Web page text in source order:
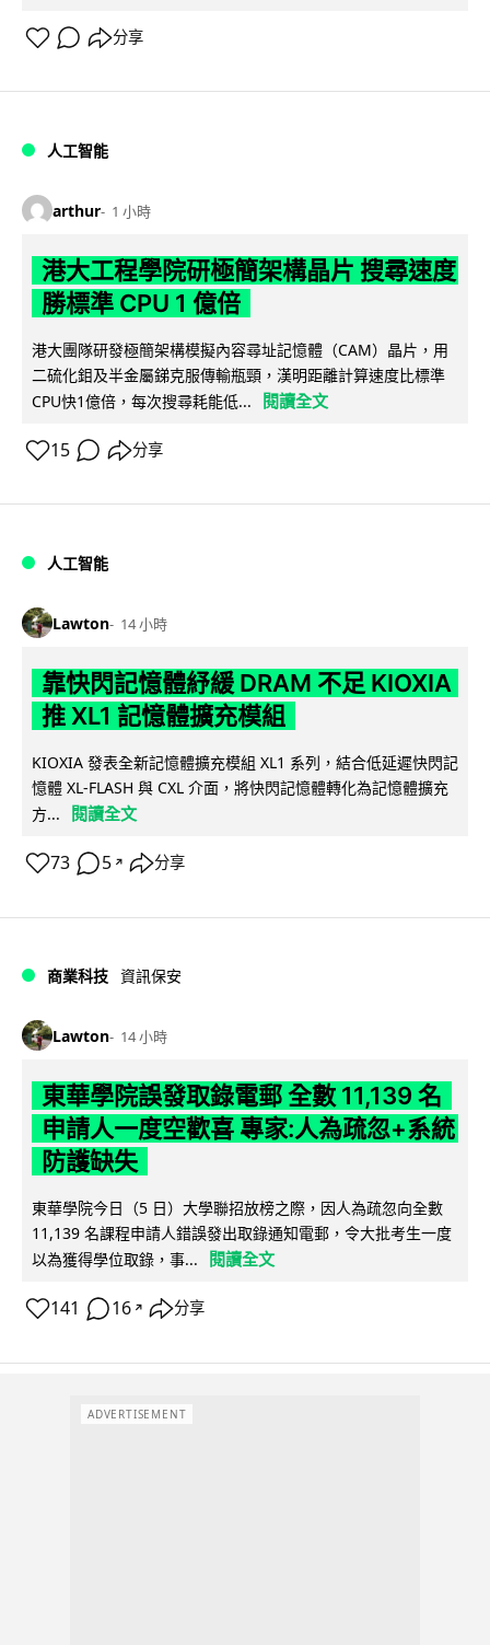
分享
人工智能
arthur 1 小時
港大工程學院研極簡架構晶片 搜尋速度
勝標準 CPU 1 億倍
港大團隊研發極簡架構模擬內容尋址記憶體（CAM）晶片，用
二硫化鉬及半金屬銻克服傳輸瓶頸，漢明距離計算速度比標準
CPU快1億倍，每次搜尋耗能低...
閱讀全文
15 分享
人工智能
Lawton 14 小時
靠快閃記憶體紓緩 DRAM 不足 KIOXIA
推 XL1 記憶體擴充模組
KIOXIA 發表全新記憶體擴充模組 XL1 系列，結合低延遲快閃記
憶體 XL-FLASH 與 CXL 介面，將快閃記憶體轉化為記憶體擴充
方...
閱讀全文
73 5 ↗ 分享
商業科技 資訊保安
Lawton 14 小時
東華學院誤發取錄電郵 全數 11,139 名
申請人一度空歡喜 專家:人為疏忽+系統
防護缺失
東華學院今日（5 日）大學聯招放榜之際，因人為疏忽向全數
11,139 名課程申請人錯誤發出取錄通知電郵，令大批考生一度
以為獲得學位取錄，事...
閱讀全文
141 16 ↗ 分享
ADVERTISEMENT